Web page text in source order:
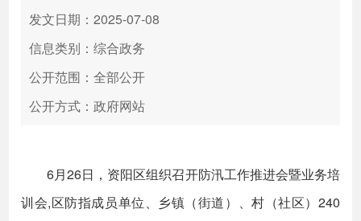
高效办成一件事
发文日期：2025-07-08
信息类别：综合政务
公开范围：全部公开
公开方式：政府网站
6月26日，资阳区组织召开防汛工作推进会暨业务培
训会,区防指成员单位、乡镇（街道）、村（社区）240